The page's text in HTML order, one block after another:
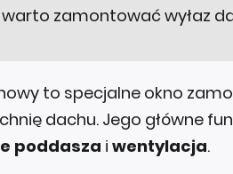
warto zamontować wyłaz
to specjalne okno
dachu. Jego główne
poddasza i wentylacja.